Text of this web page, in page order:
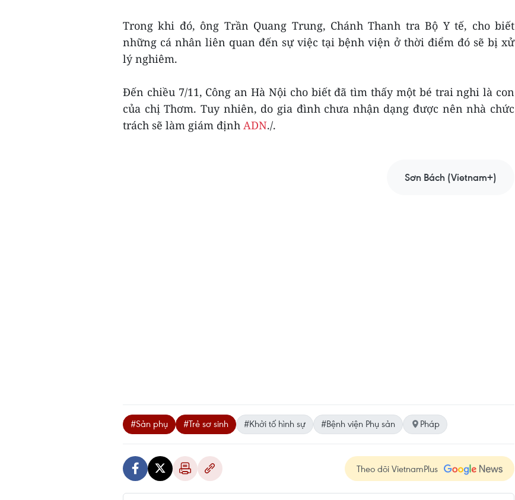
Trong khi đó, ông Trần Quang Trung, Chánh Thanh tra Bộ Y tế, cho biết
những cá nhân liên quan đến sự việc tại bệnh viện ở thời điểm đó sẽ bị xử
lý nghiêm.
Đến chiều 7/11, Công an Hà Nội cho biết đã tìm thấy một bé trai nghi là con
của chị Thơm. Tuy nhiên, do gia đình chưa nhận dạng được nên nhà chức
trách sẽ làm giám định ADN./.
Sơn Bách (Vietnam+)
#Sản phụ #Trẻ sơ sinh #Khởi tố hình sự #Bệnh viện Phụ sản Pháp
Theo dõi VietnamPlus